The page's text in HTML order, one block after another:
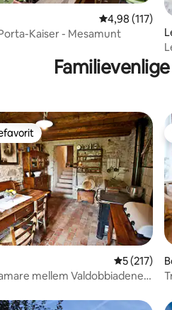
bedømmelse, 140 omtaler
4,98 ud af 5 i
4,98 (117)
Kaiser - Mesamunt
bedømmelse, 255 omtaler
5 ud af 5 i
5 (217)
mellem Valdobbiadene